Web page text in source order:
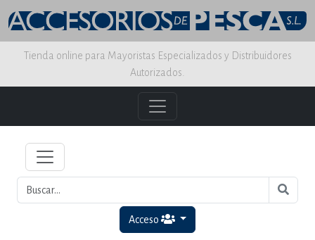
Tienda online para Mayoristas Especializados y Distribuidores
Autorizados.
Acceso